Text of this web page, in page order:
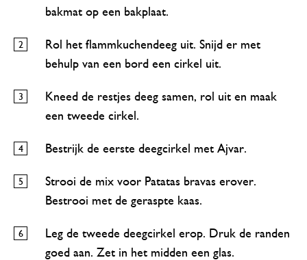
bakmat op een bakplaat.
Rol het flammkuchendeeg uit. Snijd er met
behulp van een bord een cirkel uit.
Kneed de restjes deeg samen, rol uit en maak
een tweede cirkel.
Bestrijk de eerste deegcirkel met Ajvar.
Strooi de mix voor Patatas bravas erover.
Bestrooi met de geraspte kaas.
Leg de tweede deegcirkel erop. Druk de randen
goed aan. Zet in het midden een glas.